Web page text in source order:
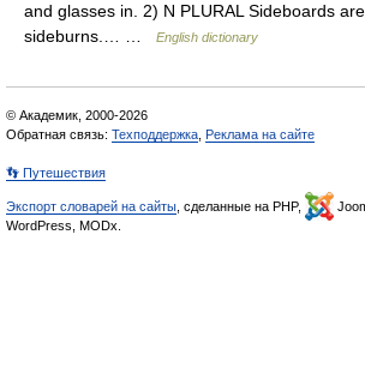
and glasses in. 2) N PLURAL Sideboards
sideburns.… …
English dictionary
© Академик, 2000-2026
Обратная связь: Техподдержка Реклама на сайте
👣 Путешествия
Экспорт словарей на сайты , сделанные на PHP,
WordPress, MODx.